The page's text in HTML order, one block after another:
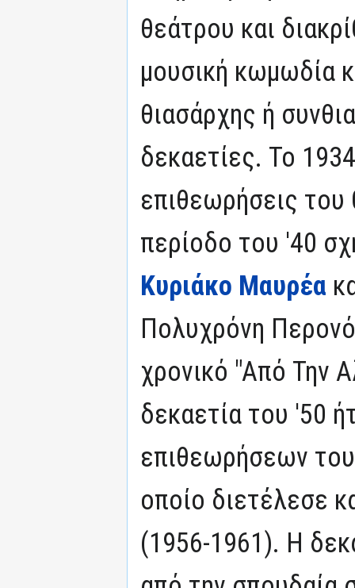
θεάτρου και
μουσική κωμωδία
θιασάρχης ή
δεκαετίες. Το
επιθεωρήσεις
περίοδο του '40
Κυριάκο Μαυρέα
Πολυχρόνη
χρονικό "Από Την
δεκαετία του '50
επιθεωρήσεων
οποίο διετέλεσε
(1956-1961). Η